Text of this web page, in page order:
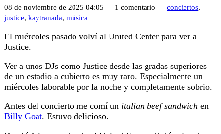
08 de noviembre de 2025 04:05 — 1 comentario — conciertos,
justice, kaytranada, música
El miércoles pasado volví al United Center para ver a
Justice.
Ver a unos DJs como Justice desde las gradas superiores
de un estadio a cubierto es muy raro. Especialmente un
miércoles laborable por la noche y completamente sobrio.
Antes del concierto me comí un italian beef sandwich en
Billy Goat. Estuvo delicioso.